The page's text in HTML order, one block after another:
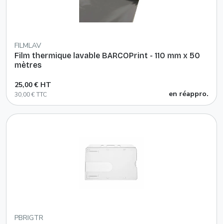
FILMLAV
Film thermique lavable BARCOPrint - 110 mm x 50
mètres
25,00 € HT
30,00 € TTC en réappro.
PBRIGTR